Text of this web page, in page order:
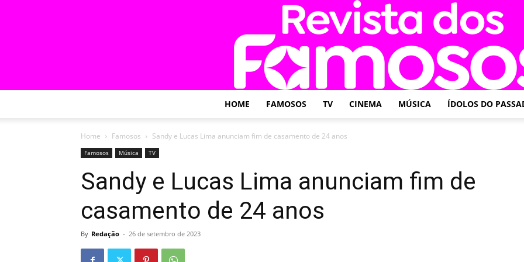
HOME FAMOSOS TV CINEMA MÚSICA ÍDOLOS DO
Home Famosos Sandy e Lucas Lima anunciam fim de casamento de 24 anos
Famosos Música TV
Sandy e Lucas Lima anunciam fim de
casamento de 24 anos
By Redação - 26 de setembro de 2023